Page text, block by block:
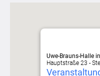
Uwe-Brauns-Halle
Hauptstraße 23 -